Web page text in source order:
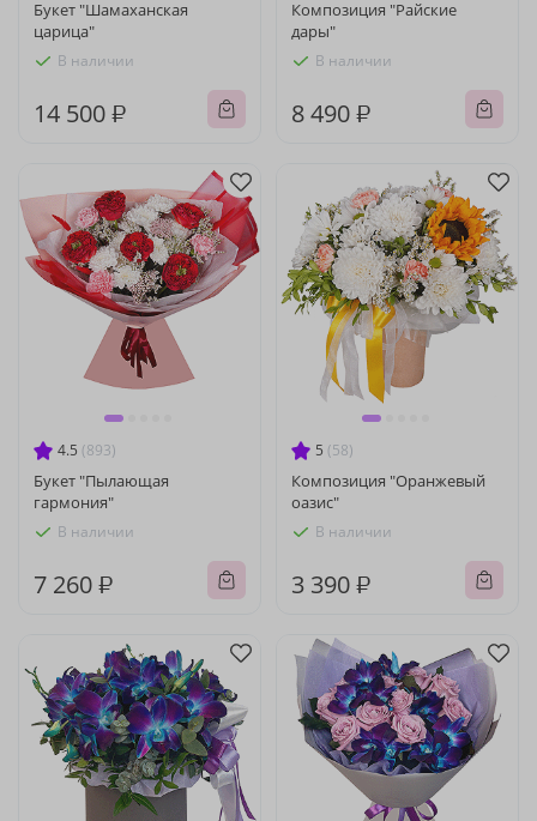
Букет "Шамаханская
царица"
В наличии
14 500 ₽
Композиция "Райские
дары"
В наличии
8 490 ₽
4.5 (893)
Букет "Пылающая
гармония"
В наличии
7 260 ₽
5 (58)
Композиция "Оранжевый
оазис"
В наличии
3 390 ₽